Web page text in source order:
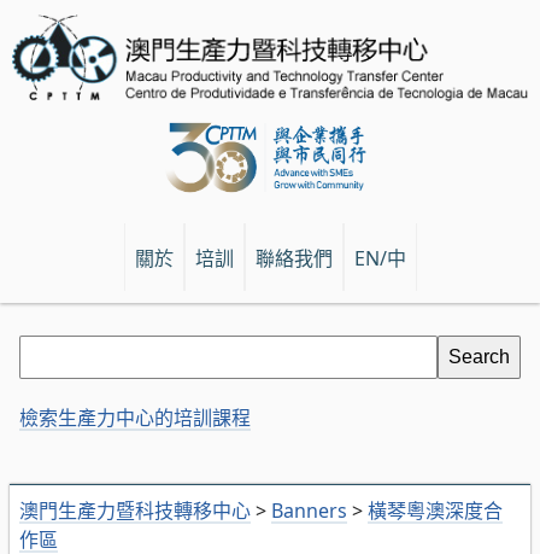
關於 培訓 聯絡我們 EN/中
澳門生產力暨科技轉移中心> Banners >橫琴粵澳深度合
作區
檢索生產力中心的培訓課程